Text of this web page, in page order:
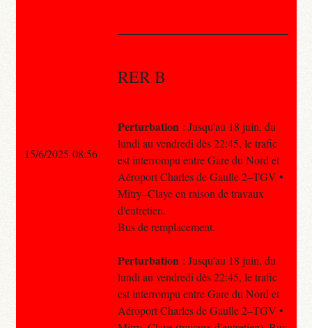
RER B
Perturbation : Jusqu'au 18 juin, du
lundi au vendredi dès 22:45, le trafic
est interrompu entre Gare du Nord et
Aéroport Charles de Gaulle 2–TGV •
Mitry–Claye en raison de travaux
d'entretien.
Bus de remplacement.
Perturbation : Jusqu'au 18 juin, du
lundi au vendredi dès 22:45, le trafic
est interrompu entre Gare du Nord et
Aéroport Charles de Gaulle 2–TGV •
15/6/2025 08:56